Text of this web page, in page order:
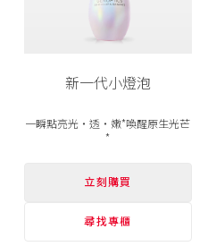
新一代小燈泡
一瞬點亮光‧透‧嫩*喚醒原生光芒
*
立刻購買
尋找專櫃